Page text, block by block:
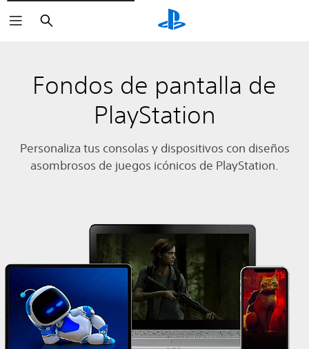
Buscar
Fondos de pantalla de
PlayStation
Personaliza tus consolas y dispositivos con diseños
asombrosos de juegos icónicos de PlayStation.